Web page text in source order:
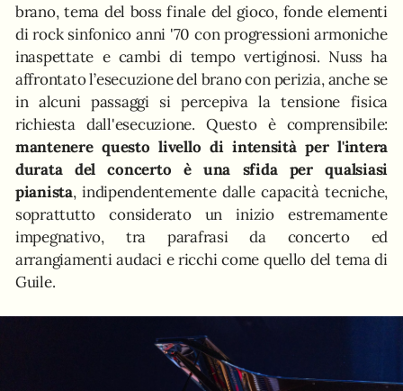
brano, tema del boss finale del gioco, fonde elementi
di rock sinfonico anni '70 con progressioni armoniche
inaspettate e cambi di tempo vertiginosi. Nuss ha
affrontato l’esecuzione del brano con perizia, anche se
in alcuni passaggi si percepiva la tensione fisica
richiesta dall'esecuzione. Questo è comprensibile:
mantenere questo livello di intensità per l'intera
durata del concerto è una sfida per qualsiasi
pianista, indipendentemente dalle capacità tecniche,
soprattutto considerato un inizio estremamente
impegnativo, tra parafrasi da concerto ed
arrangiamenti audaci e ricchi come quello del tema di
Guile.